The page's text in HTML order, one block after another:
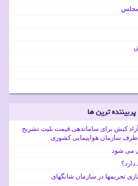
مجلس
پربیننده ترین ها
کیش برای ساماندهی قیمت بلیت تشریح
سازمان هواپیمایی کشوری
تحریمها در سازمان شانگهای